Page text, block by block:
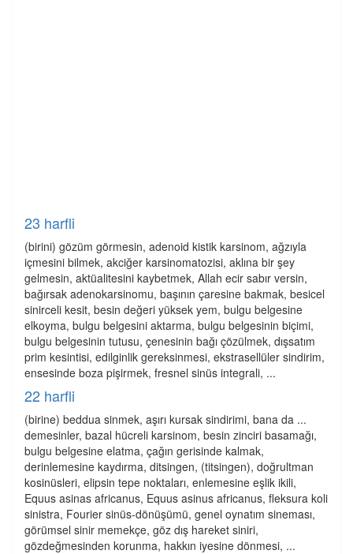
23 harfli
(birini) gözüm görmesin, adenoid kistik karsinom, ağzıyla
içmesini bilmek, akciğer karsinomatozisi, aklına bir şey
gelmesin, aktüalitesini kaybetmek, Allah ecir sabır versin,
bağırsak adenokarsinomu, başının çaresine bakmak, besicel
sinirceli kesit, besin değeri yüksek yem, bulgu belgesine
elkoyma, bulgu belgesini aktarma, bulgu belgesinin biçimi,
bulgu belgesinin tutusu, çenesinin bağı çözülmek, dışsatım
prim kesintisi, edilginlik gereksinmesi, ekstrasellüler sindirim,
ensesinde boza pişirmek, fresnel sinüs integrali, ...
22 harfli
(birine) beddua sinmek, aşırı kursak sindirimi, bana da ...
demesinler, bazal hücreli karsinom, besin zinciri basamağı,
bulgu belgesine elatma, çağın gerisinde kalmak,
derinlemesine kaydırma, ditsingen, (titsingen), doğrultman
kosinüsleri, elipsin tepe noktaları, enlemesine eşlik ikili,
Equus asinas africanus, Equus asinus africanus, fleksura koli
sinistra, Fourier sinüs-dönüşümü, genel oynatım sineması,
görümsel sinir memekçe, göz dış hareket siniri,
gözdeğmesinden korunma, hakkın iyesine dönmesi, ...